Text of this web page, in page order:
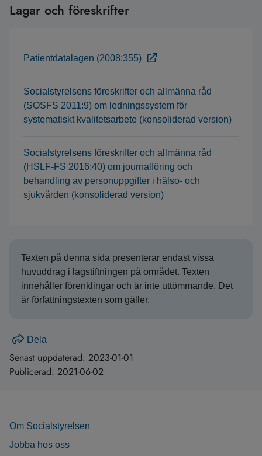
Lagar och föreskrifter
Patientdatalagen (2008:355)
Socialstyrelsens föreskrifter och allmänna råd
(SOSFS 2011:9) om ledningssystem för
systematiskt kvalitetsarbete (konsoliderad version)
Socialstyrelsens föreskrifter och allmänna råd
(HSLF-FS 2016:40) om journalföring och
behandling av personuppgifter i hälso- och
sjukvården (konsoliderad version)
Texten på denna sida presenterar endast vissa
huvuddrag i lagstiftningen på området. Texten
innehåller förenklingar och är inte uttömmande. Det
är författningstexten som gäller.
Dela
Senast uppdaterad: 2023-01-01
Publicerad: 2021-06-02
Om Socialstyrelsen
Jobba hos oss